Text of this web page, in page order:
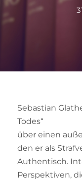
Sebastian
Todes“
über einen
den er als
Authentisch.
Perspektiven,